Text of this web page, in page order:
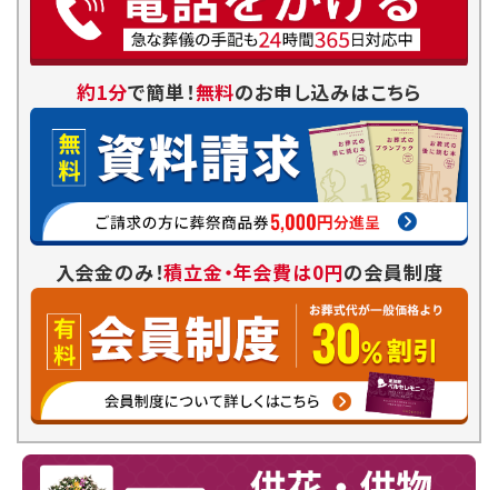
約1分で簡単！無料のお申し込みはこちら
入会金のみ！積立金・年会費は0円の会員制度